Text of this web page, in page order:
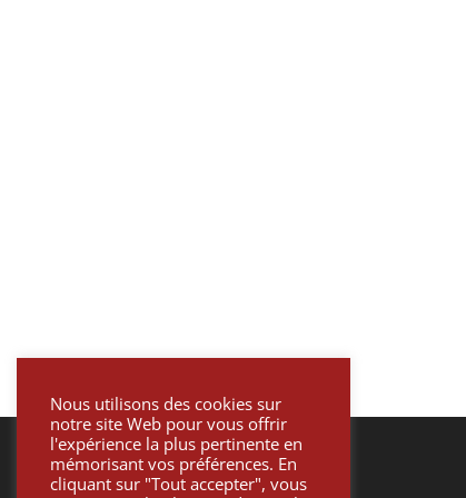
Nous utilisons des cookies sur
notre site Web pour vous offrir
l'expérience la plus pertinente en
mémorisant vos préférences. En
cliquant sur "Tout accepter", vous